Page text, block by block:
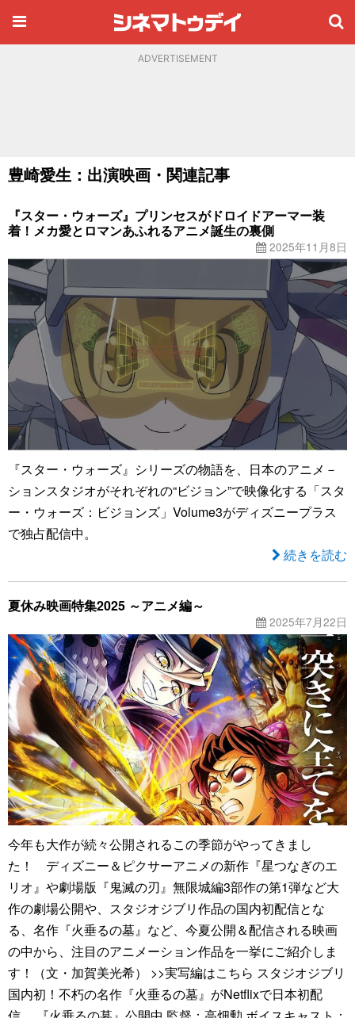
ADVERTISEMENT
豊崎愛生：出演映画・関連記事
『スター・ウォーズ』プリンセスがドロイドアーマー装
着！メカ愛とロマンあふれるアニメ誕生の裏側
2025年11月8日
『スター・ウォーズ』シリーズの物語を、日本のアニメ－
ションスタジオがそれぞれの“ビジョン”で映像化する「スタ
ー・ウォーズ：ビジョンズ」Volume3がディズニープラス
で独占配信中。
続きを読む
夏休み映画特集2025 ～アニメ編～
2025年7月22日
今年も大作が続々公開されるこの季節がやってきまし
た！ ディズニー＆ピクサーアニメの新作『星つなぎのエ
リオ』や劇場版『鬼滅の刃』無限城編3部作の第1弾など大
作の劇場公開や、スタジオジブリ作品の国内初配信とな
る、名作『火垂るの墓』など、今夏公開＆配信される映画
の中から、注目のアニメーション作品を一挙にご紹介しま
す！（文・加賀美光希） >>実写編はこちら スタジオジブリ
国内初！不朽の名作『火垂るの墓』がNetflixで日本初配